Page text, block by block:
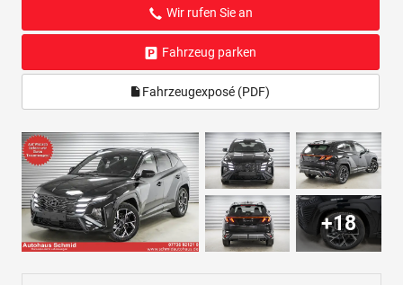
Wir rufen Sie an
Fahrzeug parken
Fahrzeugexposé (PDF)
+18